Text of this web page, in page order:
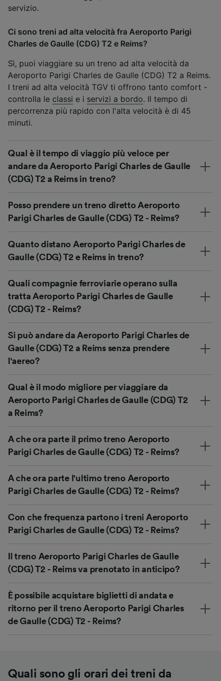
servizio.
Ci sono treni ad alta velocità fra Aeroporto Parigi
Charles de Gaulle (CDG) T2 e Reims?
Sì, puoi viaggiare su un treno ad alta velocità da
Aeroporto Parigi Charles de Gaulle (CDG) T2 a Reims.
I treni ad alta velocità TGV ti offrono tanto comfort -
controlla le classi e i servizi a bordo. Il tempo di
percorrenza più rapido con l'alta velocità è di 45
minuti.
Qual è il tempo di viaggio più veloce per
andare da Aeroporto Parigi Charles de Gaulle
(CDG) T2 a Reims in treno?
Posso prendere un treno diretto Aeroporto
Parigi Charles de Gaulle (CDG) T2 - Reims?
Quanto distano Aeroporto Parigi Charles de
Gaulle (CDG) T2 e Reims in treno?
Quali compagnie ferroviarie operano sulla
tratta Aeroporto Parigi Charles de Gaulle
(CDG) T2 - Reims?
Si può andare da Aeroporto Parigi Charles de
Gaulle (CDG) T2 a Reims senza prendere
l'aereo?
Qual è il modo migliore per viaggiare da
Aeroporto Parigi Charles de Gaulle (CDG) T2
a Reims?
A che ora parte il primo treno Aeroporto
Parigi Charles de Gaulle (CDG) T2 - Reims?
A che ora parte l'ultimo treno Aeroporto
Parigi Charles de Gaulle (CDG) T2 - Reims?
Con che frequenza partono i treni Aeroporto
Parigi Charles de Gaulle (CDG) T2 - Reims?
Il treno Aeroporto Parigi Charles de Gaulle
(CDG) T2 - Reims va prenotato in anticipo?
È possibile acquistare biglietti di andata e
ritorno per il treno Aeroporto Parigi Charles
de Gaulle (CDG) T2 - Reims?
Quali sono gli orari dei treni da